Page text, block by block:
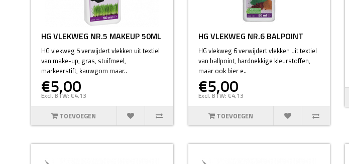
HG VLEKWEG NR.5 MAKEUP 50ML
HG vlekweg 5 verwijdert vlekken uit textiel
van make-up, gras, stuifmeel,
markeerstift, kauwgom maar..
€5,00
Excl. BTW: €4,13
TOEVOEGEN
HG VLEKWEG NR.6 BALPOINT
HG vlekweg 6 verwijdert vlekken uit textiel
van ballpoint, hardnekkige kleurstoffen,
maar ook bier e..
€5,00
Excl. BTW: €4,13
TOEVOEGEN